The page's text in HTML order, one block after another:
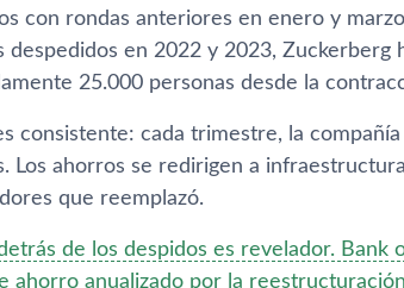
con rondas anteriores en enero y
despedidos en 2022 y 2023,
25.000 personas desde la
consistente: cada trimestre, la
Los ahorros se redirigen a
que reemplazó.
de los despidos es revelador.
ahorro anualizado por la